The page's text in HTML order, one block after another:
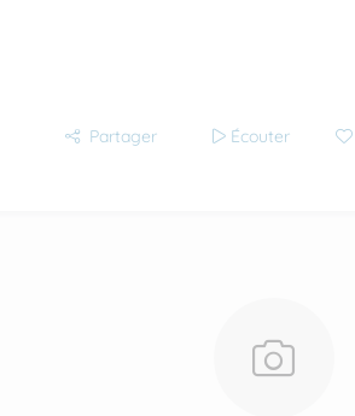
Partager Écouter